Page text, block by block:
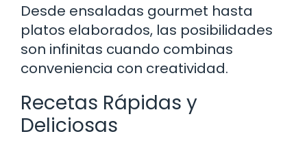
Desde ensaladas gourmet hasta
platos elaborados, las posibilidades
son infinitas cuando combinas
conveniencia con creatividad.
Recetas Rápidas y
Deliciosas